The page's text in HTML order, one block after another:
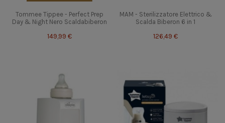
Tommee Tippee - Perfect Prep
Day & Night Nero Scaldabiberon
149,99 €
MAM - Sterilizzatore Elettrico &
Scalda Biberon 6 in 1
126,49 €